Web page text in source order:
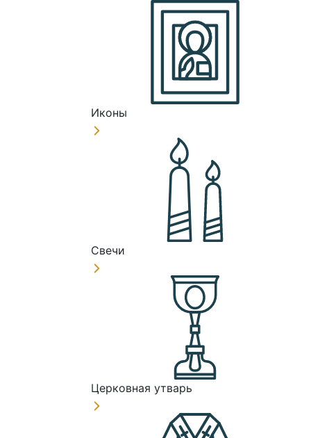
Иконы
Свечи
Церковная утварь